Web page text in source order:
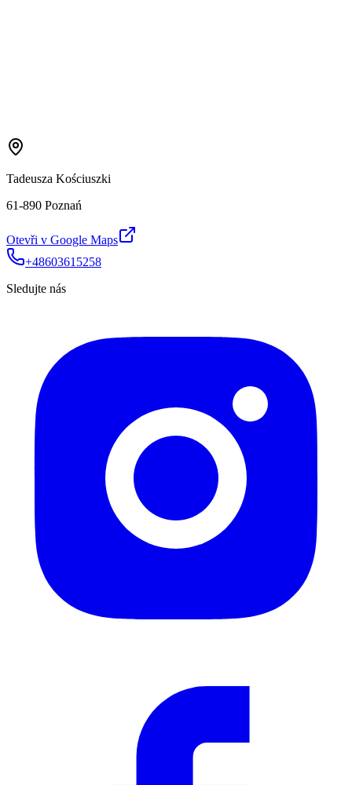
Tadeusza Kościuszki
61-890 Poznań
Otevři v Google Maps
+48603615258
Sledujte nás